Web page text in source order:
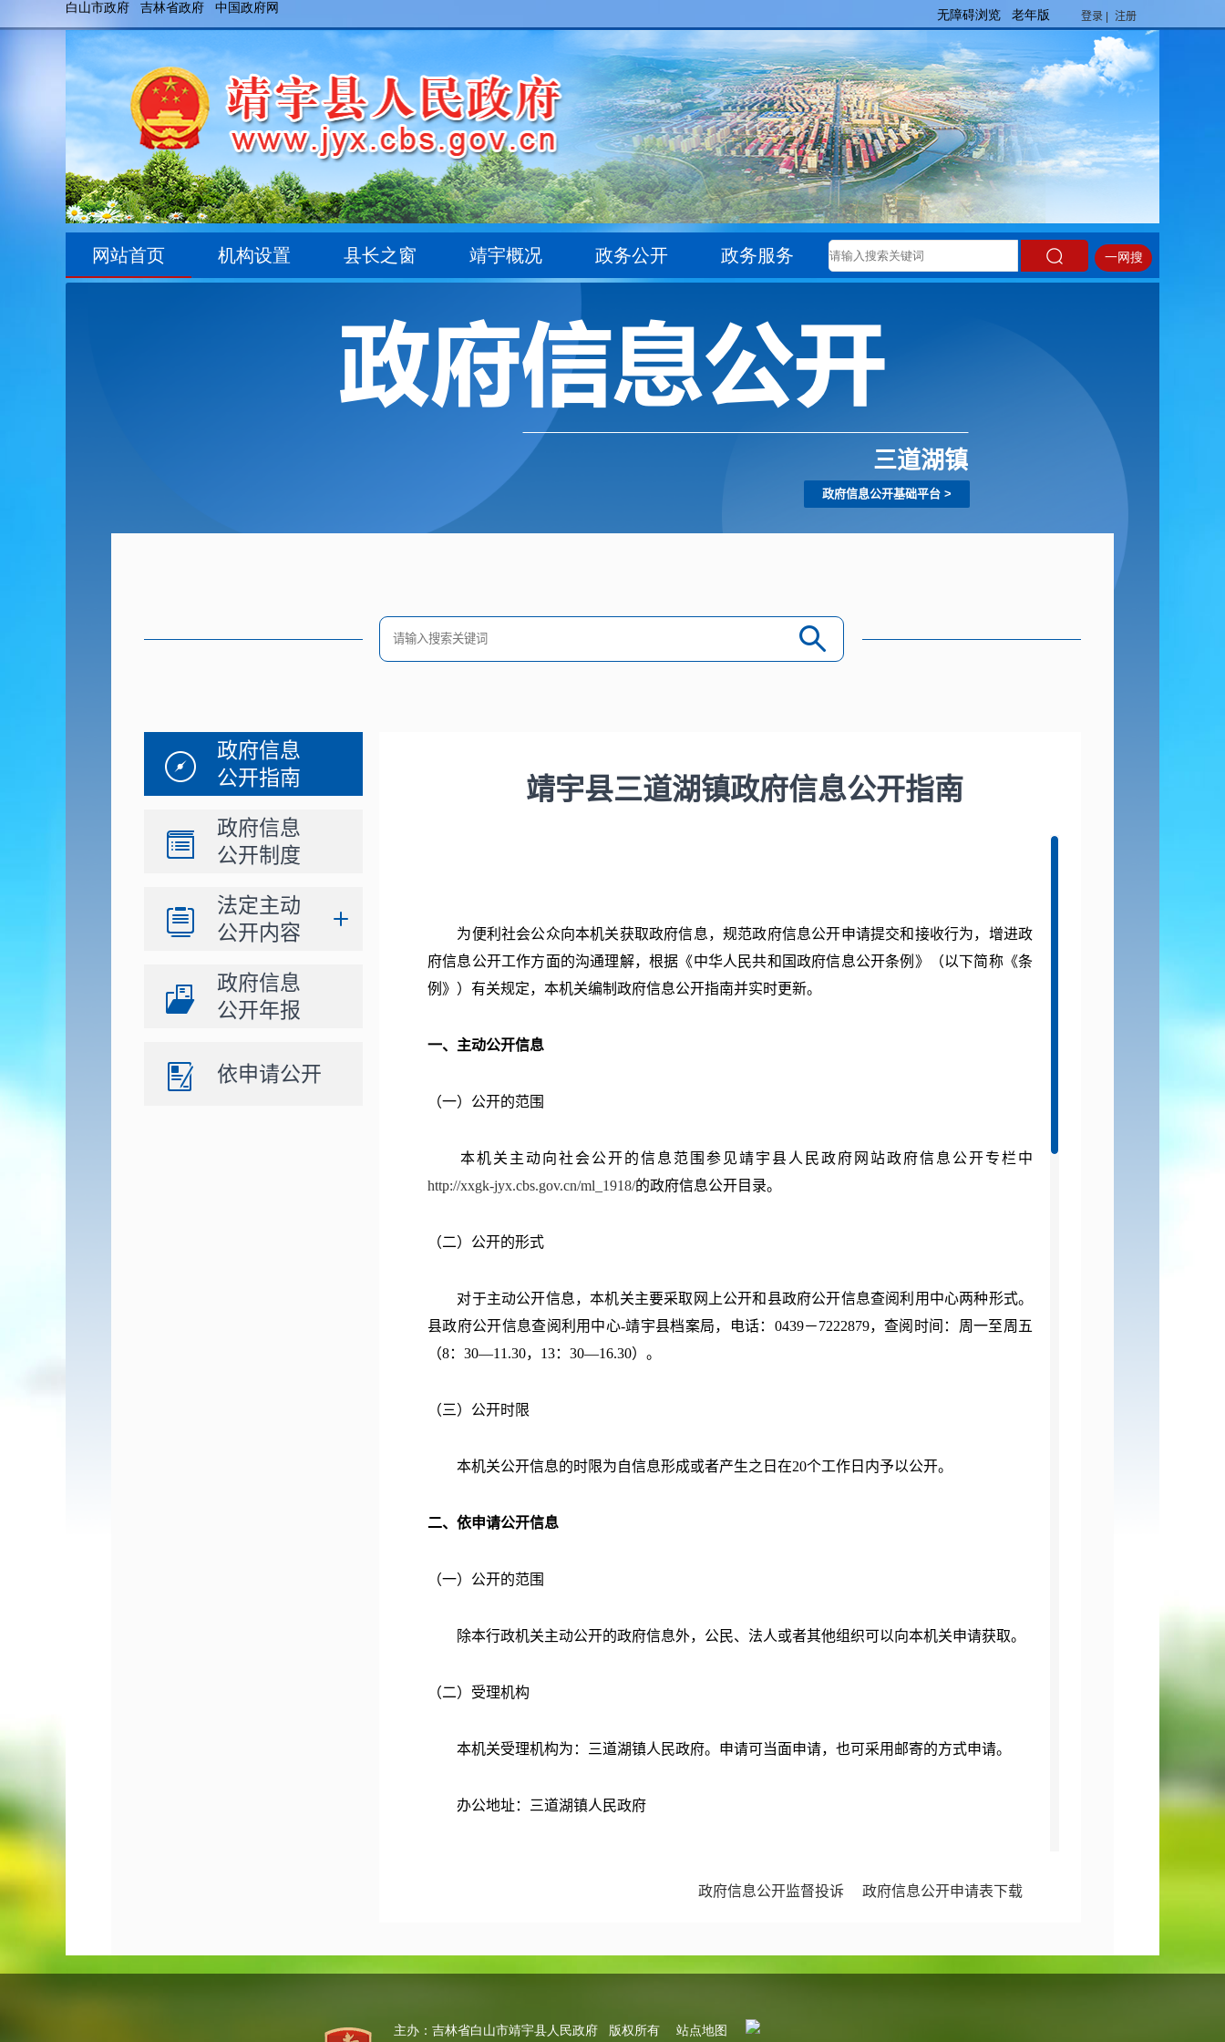
登录 | 注册
三道湖镇
政府信息公开基础平台 >
政府信息
公开指南
政府信息
公开制度
法定主动
公开内容
政府信息
公开年报
依申请公开
靖宇县三道湖镇政府信息公开指南
为便利社会公众向本机关获取政府信息，规范政府信息公开申请提交和接收行为，增进政
府信息公开工作方面的沟通理解，根据《中华人民共和国政府信息公开条例》（以下简称《条
例》）有关规定，本机关编制政府信息公开指南并实时更新。
一、主动公开信息
（一）公开的范围
本机关主动向社会公开的信息范围参见靖宇县人民政府网站政府信息公开专栏中
http://xxgk-jyx.cbs.gov.cn/ml_1918/的政府信息公开目录。
（二）公开的形式
对于主动公开信息，本机关主要采取网上公开和县政府公开信息查阅利用中心两种形式。
县政府公开信息查阅利用中心-靖宇县档案局，电话：0439－7222879，查阅时间：周一至周五
（8：30―11.30，13：30―16.30）。
（三）公开时限
本机关公开信息的时限为自信息形成或者产生之日在20个工作日内予以公开。
二、依申请公开信息
（一）公开的范围
除本行政机关主动公开的政府信息外，公民、法人或者其他组织可以向本机关申请获取。
（二）受理机构
本机关受理机构为：三道湖镇人民政府。申请可当面申请，也可采用邮寄的方式申请。
办公地址：三道湖镇人民政府
传真号码：0439-
邮政编码：135200
政府信息公开监督投诉 政府信息公开申请表下载